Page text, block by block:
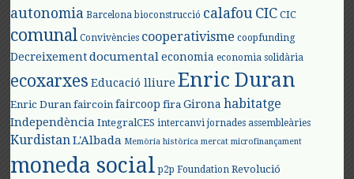
autonomia Barcelona bioconstrucció calafouCIC CIC
comunal Convivències cooperativisme coopfunding
Decreixement documental economia economia solidària
ecoxarxes Educació lliure Enric Duran
Enric Duran faircoin faircoop fira Girona habitatge
Independència IntegralCES intercanvi jornades assembleàries
KurdistanL'Albada Memòria històrica mercat microfinançament
moneda social p2p Foundation Revolució